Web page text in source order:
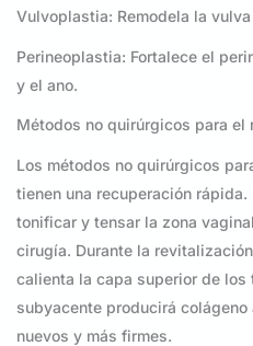
Vulvoplastia: Remodela la
Perineoplastia: Fortalece el
y el ano.
Métodos no quirúrgicos para el
Los métodos no quirúrgicos
tienen una recuperación
tonificar y tensar la zona
cirugía. Durante la
calienta la capa superior de
subyacente producirá
nuevos y más firmes.